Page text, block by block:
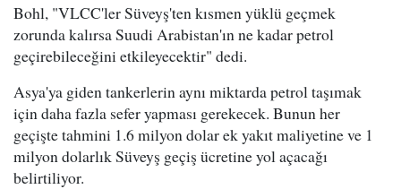
Bohl, "VLCC'ler Süveyş'ten kısmen yüklü geçmek
zorunda kalırsa Suudi Arabistan'ın ne kadar petrol
geçirebileceğini etkileyecektir" dedi.
Asya'ya giden tankerlerin aynı miktarda petrol taşımak
için daha fazla sefer yapması gerekecek. Bunun her
geçişte tahmini 1.6 milyon dolar ek yakıt maliyetine ve 1
milyon dolarlık Süveyş geçiş ücretine yol açacağı
belirtiliyor.